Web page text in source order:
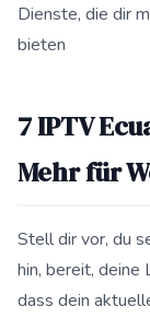
Dienste, die dir
bieten
7 IPTV
Mehr für
Stell dir vor, du
hin, bereit, deine
dass dein